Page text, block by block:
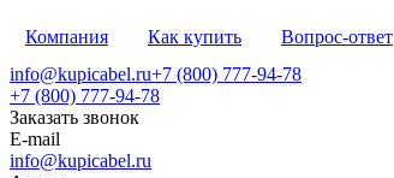
Компания Как купить Вопрос-ответ
info@kupicabel.ru+7 (800) 777-94-78
+7 (800) 777-94-78
Заказать звонок
E-mail
info@kupicabel.ru